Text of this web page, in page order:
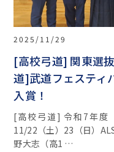
2025/11/29
[高校弓道] 関東選
道]武道フェスティ
入賞！
[高校弓道] 令和7年度
11/22（土）23（日）
野大志（高1 …